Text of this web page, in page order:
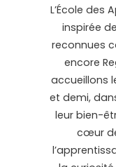
L’École des
inspirée
reconnues
encore
accueillons
et demi,
leur bien-
cœur